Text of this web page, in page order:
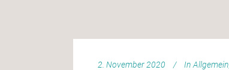
2. November 2020 In Allgemein